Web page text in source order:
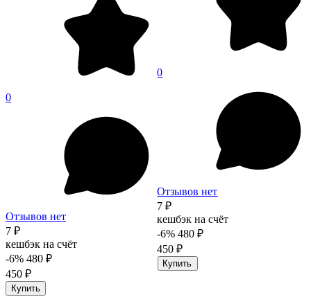
0
Отзывов нет
7 ₽
кешбэк на счёт
-6% 480 ₽
450 ₽
Купить
0
Отзывов нет
7 ₽
кешбэк на счёт
-6% 480 ₽
450 ₽
Купить